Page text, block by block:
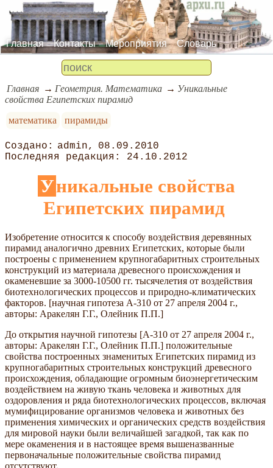
Главная Контакты Мероприятия Словарь
Главная Геометрия. Математика
Уникальные
свойства Египетских пирамид
математика
пирамиды
admin
08.09.2010
24.10.2012
Уникальные свойства
Египетских пирамид
Изобретение относится к способу воздействия деревянных
пирамид аналогично древних Египетских, которые были
построены с применением крупногабаритных строительных
конструкций из материала древесного происхождения и
окаменевшие за 3000-10500 гг. тысячелетия от воздействия
биотехнологических процессов и природно-климатических
факторов. [научная гипотеза А-310 от 27 апреля 2004 г.,
авторы: Аракелян Г.Г., Олейник П.П.]
До открытия научной гипотезы [А-310 от 27 апреля 2004 г.,
авторы: Аракелян Г.Г., Олейник П.П.] положительные
свойства построенных знаменитых Египетских пирамид из
крупногабаритных строительных конструкций древесного
происхождения, обладающие огромным биоэнергетическим
воздействием на живую ткань человека и животных для
оздоровления и ряда биотехнологических процессов, включая
мумифицирование организмов человека и животных без
применения химических и органических средств воздействия
для мировой науки были величайшей загадкой, так как по
мере окаменения и в настоящее время вышеназванные
первоначальные положительные свойства пирамид
отсутствуют.